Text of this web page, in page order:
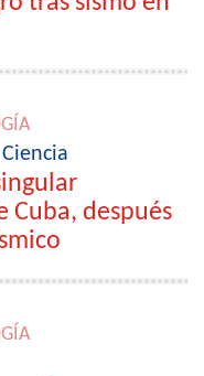
después